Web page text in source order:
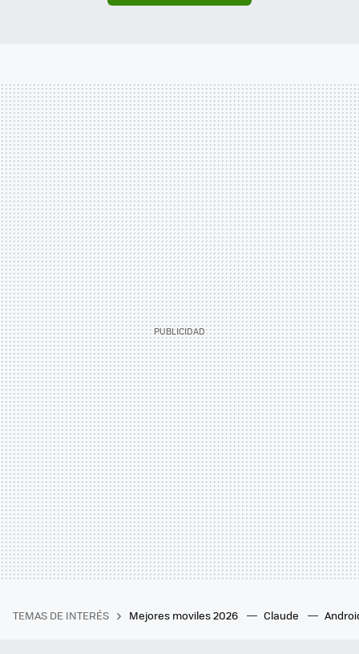
TEMAS DE INTERÉS Mejores moviles 2026 Claude